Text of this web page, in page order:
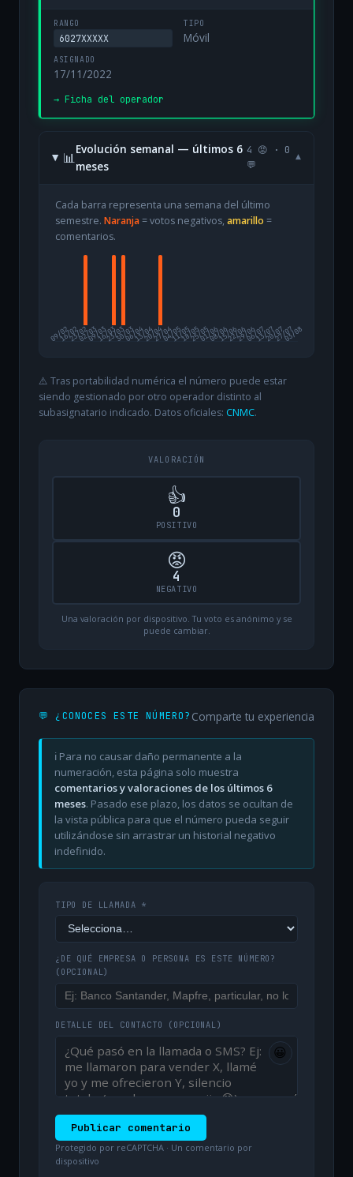
RANGO
6027XXXXX
TIPO
Móvil
ASIGNADO
17/11/2022
→ Ficha del operador
📊
Evolución semanal — últimos 6
meses
4 😡 · 0
💬
▾
Cada barra representa una semana del último
semestre. Naranja= votos negativos, amarillo =
comentarios.
09/02
16/0223/0202/0309/0316/0323/0330/0306/0413/0420/0427/0404/0511/0518/0525/0501/0608/0615/0622/0629/0606/0713/0720/0727/07
03/08
⚠️ Tras portabilidad numérica el número puede estar
siendo gestionado por otro operador distinto al
subasignatario indicado. Datos oficiales: CNMC.
VALORACIÓN
👍
0
POSITIVO
😡
4
NEGATIVO
Una valoración por dispositivo. Tu voto es anónimo y se
puede cambiar.
💬 ¿CONOCES ESTE NÚMERO? Comparte tu experiencia
ℹ️ Para no causar daño permanente a la
numeración, esta página solo muestra
comentarios y valoraciones de los últimos 6
meses. Pasado ese plazo, los datos se ocultan de
la vista pública para que el número pueda seguir
utilizándose sin arrastrar un historial negativo
indefinido.
TIPO DE LLAMADA *
¿DE QUÉ EMPRESA O PERSONA ES ESTE NÚMERO?
(OPCIONAL)
DETALLE DEL CONTACTO (OPCIONAL)
😀
Publicar comentario
Protegido por reCAPTCHA · Un comentario por
dispositivo